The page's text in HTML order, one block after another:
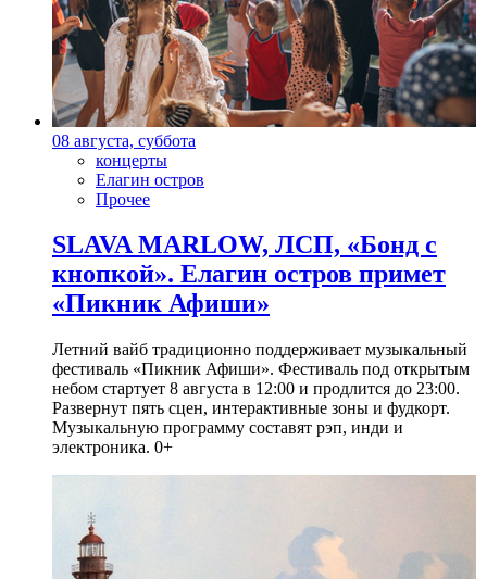
08 августа, суббота
концерты
Елагин остров
Прочее
SLAVA MARLOW, ЛСП, «Бонд с
кнопкой». Елагин остров примет
«Пикник Афиши»
Летний вайб традиционно поддерживает музыкальный
фестиваль «Пикник Афиши». Фестиваль под открытым
небом стартует 8 августа в 12:00 и продлится до 23:00.
Развернут пять сцен, интерактивные зоны и фудкорт.
Музыкальную программу составят рэп, инди и
электроника. 0+